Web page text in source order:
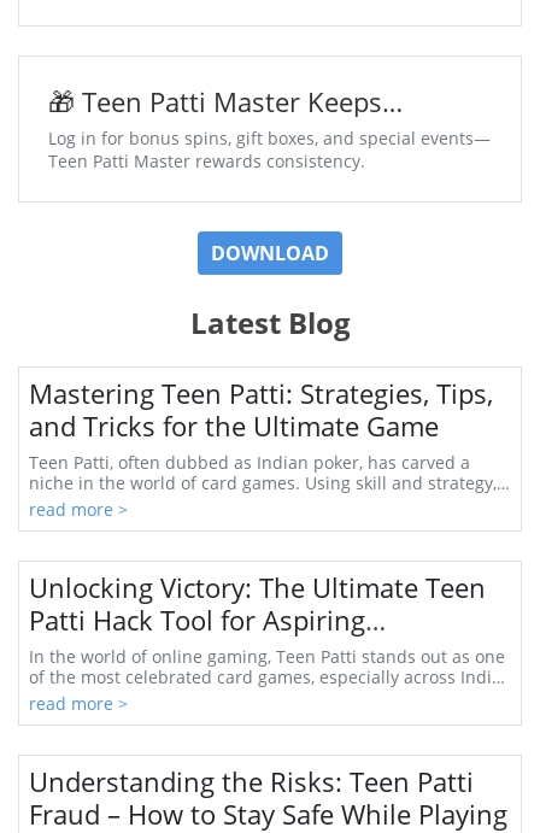
🎁 Teen Patti Master Keeps
Surprises Coming Daily
Log in for bonus spins, gift boxes, and special events—
Teen Patti Master rewards consistency.
DOWNLOAD
Latest Blog
Mastering Teen Patti: Strategies, Tips,
and Tricks for the Ultimate Game
Teen Patti, often dubbed as Indian poker, has carved a
niche in the world of card games. Using skill and strategy,
players can enjoy not only the thri...
read more >
Unlocking Victory: The Ultimate Teen
Patti Hack Tool for Aspiring
Champions
In the world of online gaming, Teen Patti stands out as one
of the most celebrated card games, especially across India
and among Indian communities gl...
read more >
Understanding the Risks: Teen Patti
Fraud – How to Stay Safe While Playing